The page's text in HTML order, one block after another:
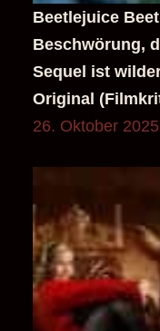
26. Oktober 2025